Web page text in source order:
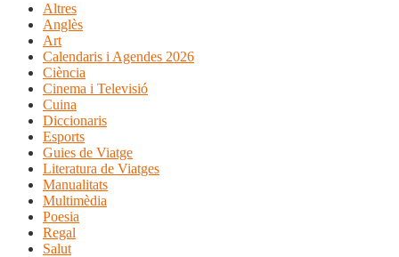
Altres
Anglès
Art
Calendaris i Agendes 2026
Ciència
Cinema i Televisió
Cuina
Diccionaris
Esports
Guies de Viatge
Literatura de Viatges
Manualitats
Multimèdia
Poesia
Regal
Salut